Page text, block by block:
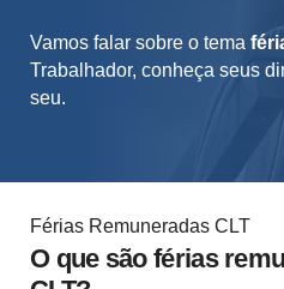
Vamos falar sobre o tema
Trabalhador, conheça seus
seu.
Férias Remuneradas CLT
O que são férias